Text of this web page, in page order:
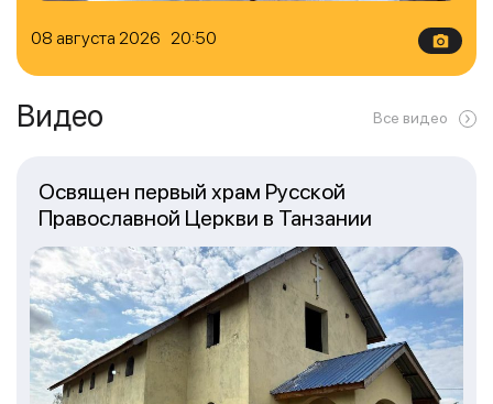
08 августа 2026 20:50
Видео Все видео
Освящен первый храм Русской
Православной Церкви в Танзании